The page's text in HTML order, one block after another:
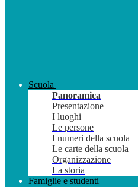
Scuola
Panoramica
Presentazione
I luoghi
Le persone
I numeri della scuola
Le carte della scuola
Organizzazione
La storia
Famiglie e studenti